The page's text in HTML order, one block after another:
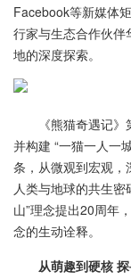
Facebook等新媒体
行家与生态合作伙伴
地的深度探索。
《熊猫奇遇记》第
并构建 “一猫一人一
条，从微观到宏观，
人类与地球的共生密
山”理念提出20周年
念的生动诠释。
从萌趣到硬核